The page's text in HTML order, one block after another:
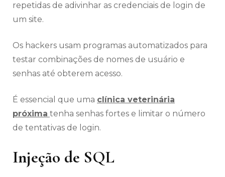
repetidas de adivinhar as credenciais de login de
um site.
Os hackers usam programas automatizados para
testar combinações de nomes de usuário e
senhas até obterem acesso.
É essencial que uma clínica veterinária
próxima tenha senhas fortes e limitar o número
de tentativas de login.
Injeção de SQL